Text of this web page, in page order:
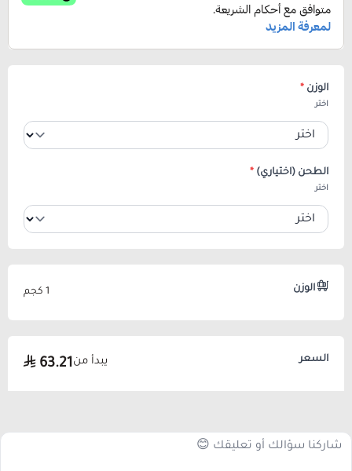
الوزن *
اختر
الطحن (اختياري) *
اختر
الوزن 1 كجم
السعر يبدأ من63.21